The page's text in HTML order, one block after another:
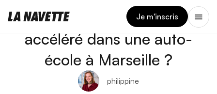
Je m'inscris
Où passer la conduite en
accéléré dans une auto-
école à Marseille ?
philippine